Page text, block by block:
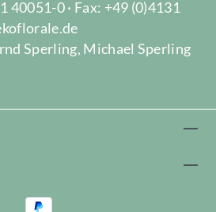
40051-0 · Fax: +49 (0)4131
Sperling, Michael Sperling